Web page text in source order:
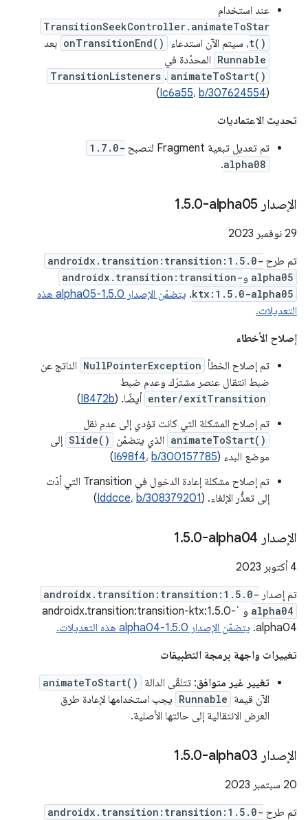
عند استخدام
TransitionSeekController.animateToStar
t()، سيتم الآن استدعاء onTransitionEnd() بعد
Runnable المحدّدة في
animateToStart()
.
TransitionListeners
(
Ic6a55، b/307624554
)
تحديث الاعتماديات
تم تعديل تبعية Fragment لتصبح
1.7.0-
alpha08
.
الإصدار ‎1 .5.0-alpha05
‫29 نوفمبر 2023
تم طرح androidx.transition:transition:1.5.0-
alpha05 وandroidx.transition:transition-
ktx:1.5.0-alpha05
.
يتضمّن الإصدار 1.5.0-alpha05 هذه
التعديلات.
إصلاح الأخطاء
تم إصلاح الخطأ NullPointerException الناتج عن
ضبط انتقال عنصر مشترَك وعدم ضبط
enter/exitTransition أيضًا. (I8472b
)
تم إصلاح المشكلة التي كانت تؤدي إلى عدم نقل
animateToStart() الذي يتضمّن Slide() إلى
موضع البدء (
I698f4، b/300157785
)
تم إصلاح مشكلة إعادة الدخول في Transition التي أدّت
إلى تعذُّر الإلغاء. (
Iddcce، b/308379201
)
الإصدار ‎1 .5.0-alpha04
‫4 أكتوبر 2023
تم إصدار androidx.transition:transition:1.5.0-
alpha04
و `androidx.transition:transition-ktx:1.5.0-
alpha04. يتضمّن الإصدار 1.5.0-alpha04 هذه التعديلات.
تغييرات واجهة برمجة التطبيقات
تغيير غير متوافق: تتلقّى الدالة animateToStart()
الآن قيمة Runnable يجب استخدامها لإعادة طرق
العرض الانتقالية إلى حالتها الأصلية.
الإصدار ‎1 .5.0-alpha03
‫20 سبتمبر 2023
تم طرح androidx.transition:transition:1.5.0-